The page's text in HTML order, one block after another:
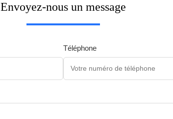
Envoyez-nous un message
Téléphone